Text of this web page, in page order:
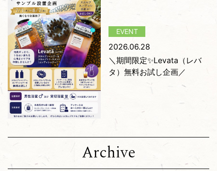
2026.06.28
＼期間限定✨Levata（レバ
タ）無料お試し企画／
Archive